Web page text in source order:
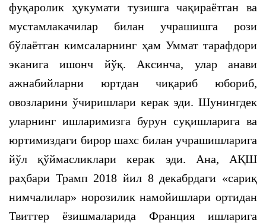
фуқаролик ҳукумати тузишга чақираётган ва
мустамлакачилар билан учрашишга рози
бўлаётган кимсаларнинг ҳам Уммат тарафдори
эканига ишонч йўқ. Аксинча, улар анави
ажнабийларни юртдан чиқариб юбориб,
овозларини ўчиришлари керак эди. Шунингдек
уларнинг ишларимизга бурун суқишларига ва
юртимиздаги бирор шахс билан учрашишларига
йўл қўймасликлари керак эди. Ана, АҚШ
раҳбари Трамп 2018 йил 8 декабрдаги «сариқ
нимчалилар» норозилик намойишлари ортидан
Твиттер ёзишмаларида Франция ишларига